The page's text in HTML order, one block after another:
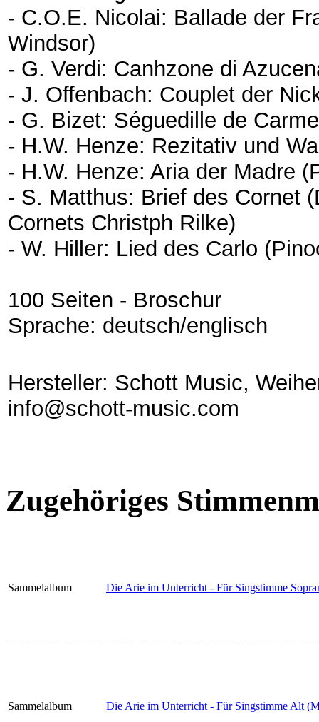
- C.O.E. Nicolai: Ballade der
Windsor)
- G. Verdi: Canhzone di
- J. Offenbach: Couplet der
- G. Bizet: Séguedille de
- H.W. Henze: Rezitativ und
- H.W. Henze: Aria der Madre
- S. Matthus: Brief des Cornet
Cornets Christph Rilke)
- W. Hiller: Lied des Carlo
100 Seiten - Broschur
Sprache: deutsch/englisch
Hersteller: Schott Music,
info@schott-music.com
Zugehöriges
Sammelalbum Die Arie im Unterricht - Für Singstimme
Sammelalbum Die Arie im Unterricht - Für Singstimme Alt